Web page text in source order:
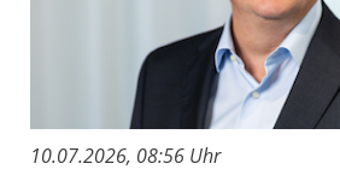
10.07.2026, 08:56 Uhr